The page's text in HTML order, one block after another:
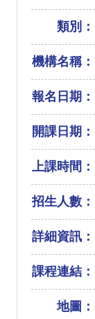
類別：
機構名稱：
報名日期：
開課日期：
上課時間：
招生人數：
詳細資訊：
課程連結：
地圖：